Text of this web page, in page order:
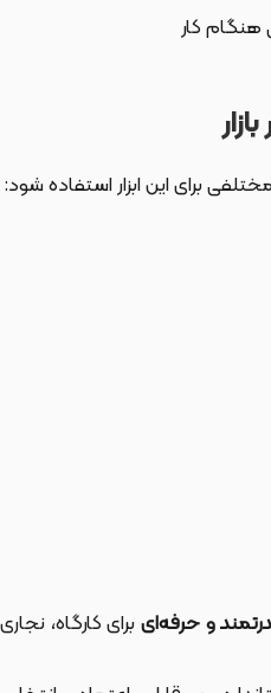
کار
برای این ابزار استفاده شود:
و حرفه‌ایبرای کارگاه، نجاری